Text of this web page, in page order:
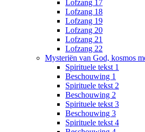
Lofzang 17
Lofzang 18
Lofzang 19
Lofzang 20
Lofzang 21
Lofzang 22
Mysteriën van God, kosmos
Spirituele tekst 1
Beschouwing 1
Spirituele tekst 2
Beschouwing 2
Spirituele tekst 3
Beschouwing 3
Spirituele tekst 4